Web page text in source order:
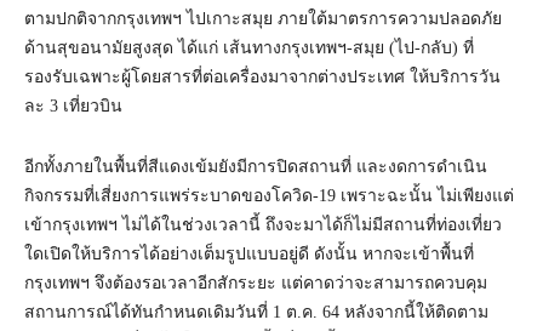
ตามปกติจากกรุงเทพฯ ไปเกาะสมุย ภายใต้มาตรการความปลอดภัย
ด้านสุขอนามัยสูงสุด ได้แก่ เส้นทางกรุงเทพฯ-สมุย (ไป-กลับ) ที่
รองรับเฉพาะผู้โดยสารที่ต่อเครื่องมาจากต่างประเทศ ให้บริการวัน
ละ 3 เที่ยวบิน
อีกทั้งภายในพื้นที่สีแดงเข้มยังมีการปิดสถานที่ และงดการดำเนิน
กิจกรรมที่เสี่ยงการแพร่ระบาดของโควิด-19 เพราะฉะนั้น ไม่เพียงแต่
เข้ากรุงเทพฯ ไม่ได้ในช่วงเวลานี้ ถึงจะมาได้ก็ไม่มีสถานที่ท่องเที่ยว
ใดเปิดให้บริการได้อย่างเต็มรูปแบบอยู่ดี ดังนั้น หากจะเข้าพื้นที่
กรุงเทพฯ จึงต้องรอเวลาอีกสักระยะ แต่คาดว่าจะสามารถควบคุม
สถานการณ์ได้ทันกำหนดเดิมวันที่ 1 ต.ค. 64 หลังจากนี้ให้ติดตาม